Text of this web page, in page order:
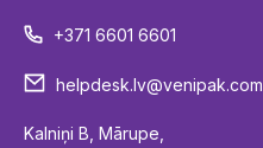
+371 6601 6601
helpdesk.lv@venipak.com
Kalniņi B, Mārupe,